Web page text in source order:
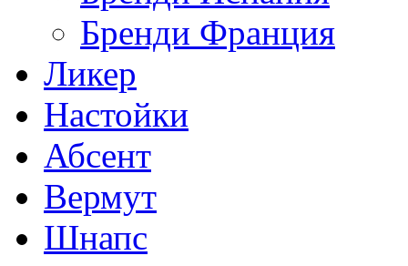
Бренди Франция
Ликер
Настойки
Абсент
Вермут
Шнапс